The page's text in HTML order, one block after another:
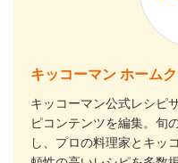
キッコーマン ホーム
キッコーマン公式レシピ
ピコンテンツを編集。旬
し、プロの料理家とキッ